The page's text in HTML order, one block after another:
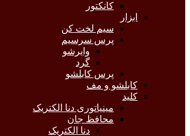
کانکتور
ابزار
سیم لخت کن
پرس سرسیم
وایرشو
گرد
پرس کابلشو
کابلشو و مف
کلید
مینیاتوری دنا الکتریک
محافظ جان
دنا الکتریک